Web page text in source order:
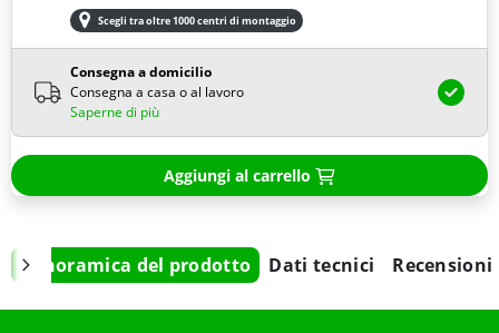
Scegli tra oltre 1000 centri di montaggio
Consegna a domicilio
Consegna a casa o al lavoro
Saperne di più
Aggiungi al carrello
Panoramica del prodotto Dati tecnici Recensioni